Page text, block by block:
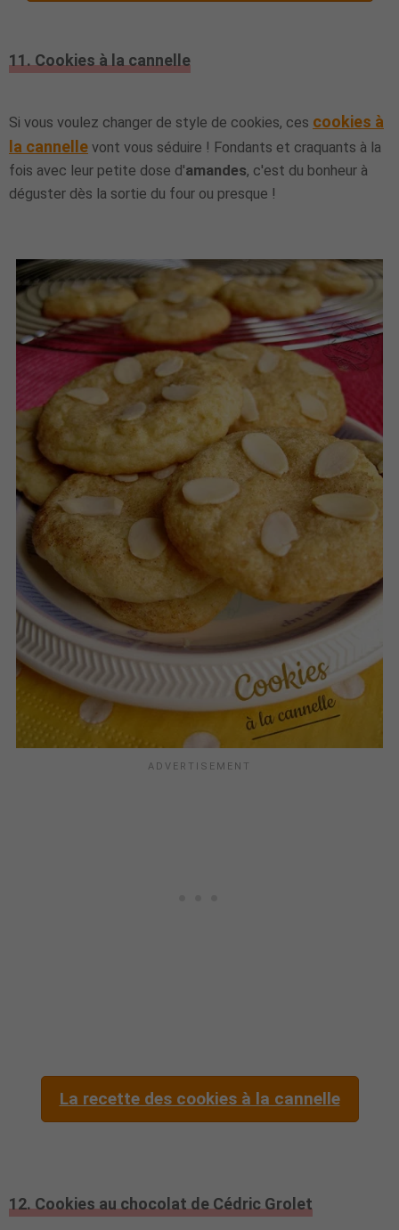
11. Cookies à la cannelle
Si vous voulez changer de style de cookies, ces cookies à
la cannelle vont vous séduire ! Fondants et craquants à la
fois avec leur petite dose d'amandes, c'est du bonheur à
déguster dès la sortie du four ou presque !
La recette des cookies à la cannelle
12. Cookies au chocolat de Cédric Grolet